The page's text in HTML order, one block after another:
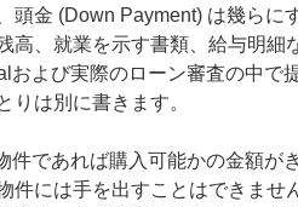
頭金 (Down Payment) は幾らに
高、就業を示す書類、給与明細
および実際のローン審査の中で
りは別に書きます。
件であれば購入可能かの金額が
には手を出すことはできませ